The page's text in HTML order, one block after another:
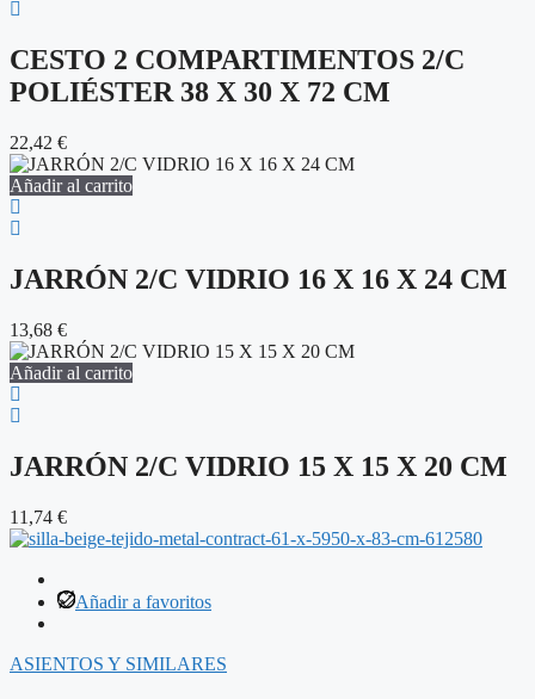
CESTO 2 COMPARTIMENTOS 2/C
POLIÉSTER 38 X 30 X 72 CM
22,42 €
Añadir al carrito
JARRÓN 2/C VIDRIO 16 X 16 X 24 CM
13,68 €
Añadir al carrito
JARRÓN 2/C VIDRIO 15 X 15 X 20 CM
11,74 €
Añadir a favoritos
ASIENTOS Y SIMILARES